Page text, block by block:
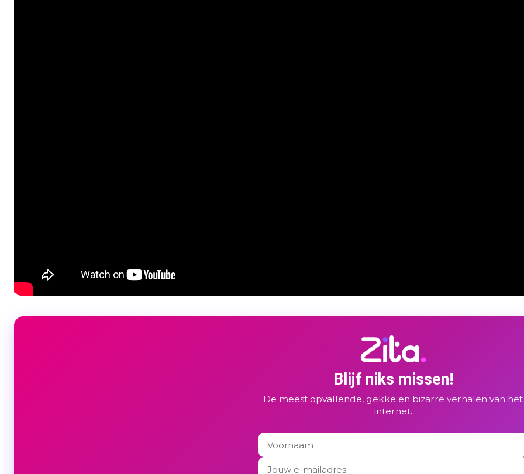
Blijf niks missen!
De meest opvallende, gekke en bizarre verhalen van het
internet.